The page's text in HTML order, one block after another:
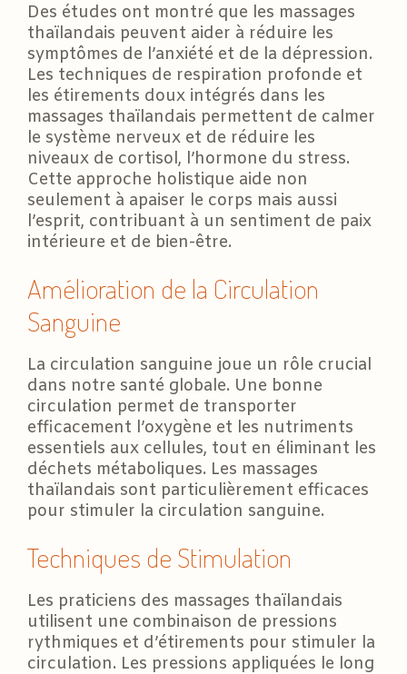
Des études ont montré que les massages
thaïlandais peuvent aider à réduire les
symptômes de l’anxiété et de la dépression.
Les techniques de respiration profonde et
les étirements doux intégrés dans les
massages thaïlandais permettent de calmer
le système nerveux et de réduire les
niveaux de cortisol, l’hormone du stress.
Cette approche holistique aide non
seulement à apaiser le corps mais aussi
l’esprit, contribuant à un sentiment de paix
intérieure et de bien-être.
Amélioration de la Circulation
Sanguine
La circulation sanguine joue un rôle crucial
dans notre santé globale. Une bonne
circulation permet de transporter
efficacement l’oxygène et les nutriments
essentiels aux cellules, tout en éliminant les
déchets métaboliques. Les massages
thaïlandais sont particulièrement efficaces
pour stimuler la circulation sanguine.
Techniques de Stimulation
Les praticiens des massages thaïlandais
utilisent une combinaison de pressions
rythmiques et d’étirements pour stimuler la
circulation. Les pressions appliquées le long